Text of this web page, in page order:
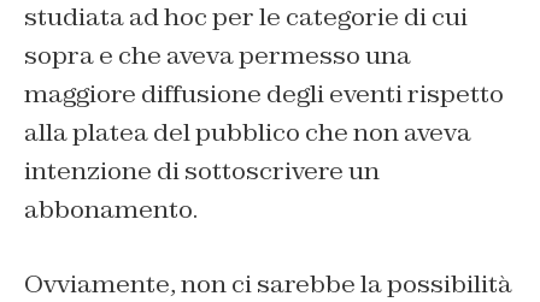
studiata ad hoc per le categorie di cui
sopra e che aveva permesso una
maggiore diffusione degli eventi rispetto
alla platea del pubblico che non aveva
intenzione di sottoscrivere un
abbonamento.
Ovviamente, non ci sarebbe la possibilità